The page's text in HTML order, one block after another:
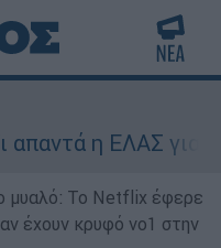
η ΕΛΑΣ για
μυαλό: Το Netflix έφερε
έχουν κρυφό νο1 στην